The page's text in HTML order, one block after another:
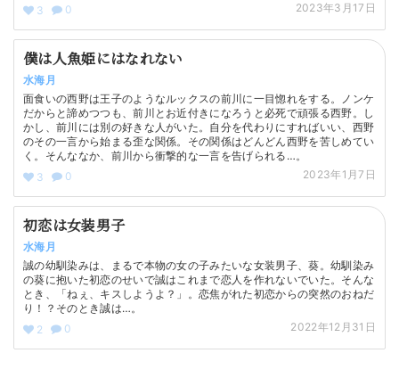
3
0 2023年3月17日
僕は人魚姫にはなれない
水海月
面食いの西野は王子のようなルックスの前川に一目惚れをする。ノンケ
だからと諦めつつも、前川とお近付きになろうと必死で頑張る西野。し
かし、前川には別の好きな人がいた。自分を代わりにすればいい、西野
のその一言から始まる歪な関係。その関係はどんどん西野を苦しめてい
く。そんななか、前川から衝撃的な一言を告げられる…。
3
0 2023年1月7日
初恋は女装男子
水海月
誠の幼馴染みは、まるで本物の女の子みたいな女装男子、葵。幼馴染み
の葵に抱いた初恋のせいで誠はこれまで恋人を作れないでいた。そんな
とき、「ねぇ、キスしようよ？」。恋焦がれた初恋からの突然のおねだ
り！？そのとき誠は…。
2
0 2022年12月31日